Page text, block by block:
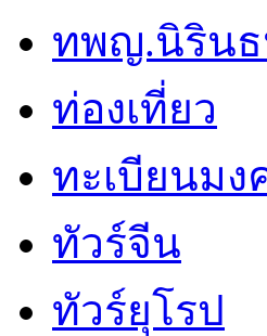
ทพญ.นิริน
ท่องเที่ยว
ทะเบียนมง
ทัวร์จีน
ทัวร์ยุโรป